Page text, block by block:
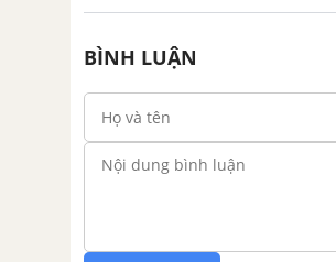
BÌNH LUẬN